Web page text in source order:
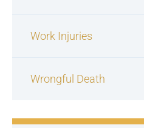
Work Injuries
Wrongful Death